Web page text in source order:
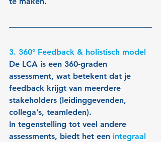
3. 360° Feedback & holistisch model
De LCA is een 360-graden
assessment, wat betekent dat je
feedback krijgt van meerdere
stakeholders (leidinggevenden,
collega’s, teamleden).
In tegenstelling tot veel andere
assessments, biedt het een integraal